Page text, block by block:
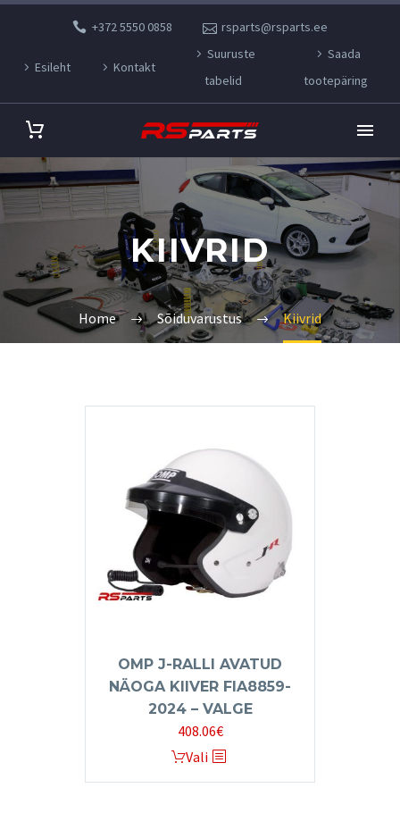
+372 5550 0858 rsparts@rsparts.ee
Esileht Kontakt
Suuruste
tabelid
Saada
tootepäring
KIIVRID
Home Sõiduvarustus Kiivrid
OMP J-RALLI AVATUD
NÄOGA KIIVER FIA8859-
2024 – VALGE
408.06€
ValiThis
product